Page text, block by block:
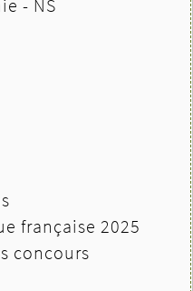
- NS
française 2025
concours